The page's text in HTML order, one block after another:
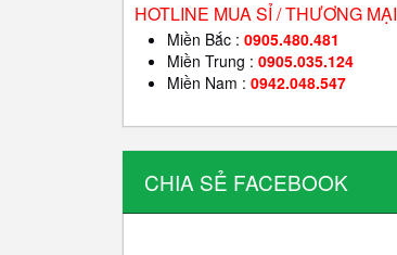
HOTLINE MUA SỈ / THƯƠNG MẠI
Miền Bắc : 0905.480.481
Miền Trung : 0905.035.124
Miền Nam : 0942.048.547
CHIA SẺ FACEBOOK